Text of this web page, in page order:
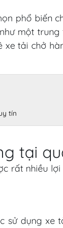
phổ biến
một
tải chở
tín
tại
rất nhiều
sử dụng